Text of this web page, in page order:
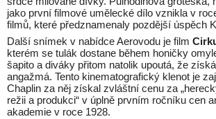
jako první filmové umělecké dílo vznikla v
filmů, které předznamenaly pozdější úspěch
Další snímek v nabídce Aerovodu je film
kterém se tulák dostane během honičky
šapito a diváky přitom natolik upoutá, že
angažmá. Tento kinematografický klenot je
Chaplin za něj získal zvláštní cenu za
režii a produkci“ v úplně prvním ročníku cen
akademie v roce 1928.